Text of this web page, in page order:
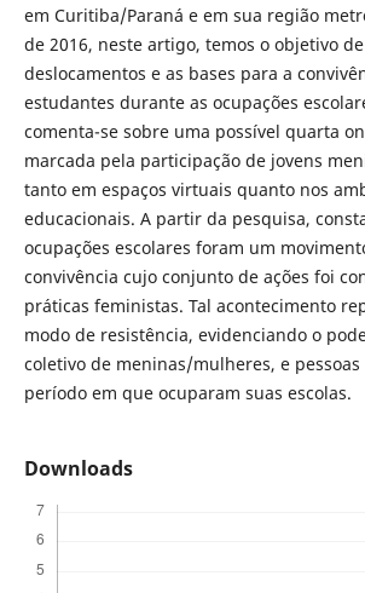
em Curitiba/Paraná e em sua região
de 2016, neste artigo, temos o objetivo
deslocamentos e as bases para a
estudantes durante as ocupações
comenta-se sobre uma possível quarta
marcada pela participação de jovens
tanto em espaços virtuais quanto nos
educacionais. A partir da pesquisa,
ocupações escolares foram um
convivência cujo conjunto de ações foi
práticas feministas. Tal acontecimento
modo de resistência, evidenciando o
coletivo de meninas/mulheres, e pessoas
período em que ocuparam suas escolas.
Downloads